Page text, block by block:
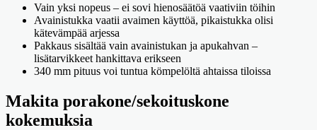
Vain yksi nopeus – ei sovi hienosäätöä vaativiin töihin
Avainistukka vaatii avaimen käyttöä, pikaistukka olisi
kätevämpää arjessa
Pakkaus sisältää vain avainistukan ja apukahvan –
lisätarvikkeet hankittava erikseen
340 mm pituus voi tuntua kömpelöltä ahtaissa tiloissa
Makita porakone/sekoituskone
kokemuksia